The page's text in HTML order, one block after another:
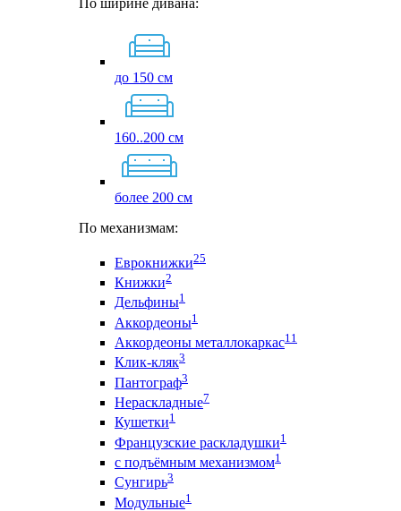
По ширине дивана:
до 150 см
160..200 см
более 200 см
По механизмам:
Еврокнижки25
Книжки2
Дельфины1
Аккордеоны1
Аккордеоны металлокаркас11
Клик-кляк3
Пантограф3
Нераскладные7
Кушетки1
Французские раскладушки1
с подъёмным механизмом1
Сунгирь3
Модульные1